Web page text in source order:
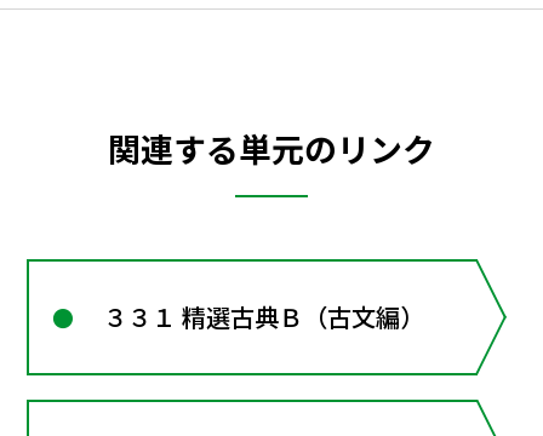
関連する単元のリンク
３３１ 精選古典Ｂ（古文編）